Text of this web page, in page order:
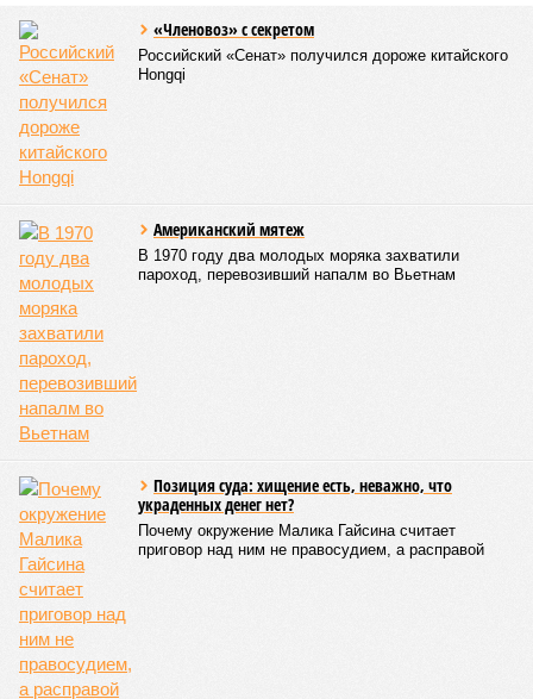
«Членовоз» с секретом
Российский «Сенат» получился дороже китайского
Hongqi
Американский мятеж
В 1970 году два молодых моряка захватили
пароход, перевозивший напалм во Вьетнам
Позиция суда: хищение есть, неважно, что
украденных денег нет?
Почему окружение Малика Гайсина считает
приговор над ним не правосудием, а расправой